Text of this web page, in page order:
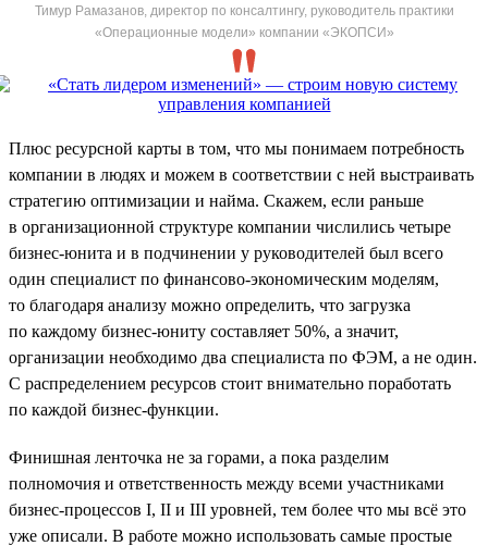
Тимур Рамазанов, директор по консалтингу, руководитель практики
«Операционные модели» компании «ЭКОПСИ»
Плюс ресурсной карты в том, что мы понимаем потребность
компании в людях и можем в соответствии с ней выстраивать
стратегию оптимизации и найма. Скажем, если раньше
в организационной структуре компании числились четыре
бизнес-юнита и в подчинении у руководителей был всего
один специалист по финансово-экономическим моделям,
то благодаря анализу можно определить, что загрузка
по каждому бизнес-юниту составляет 50%, а значит,
организации необходимо два специалиста по ФЭМ, а не один.
С распределением ресурсов стоит внимательно поработать
по каждой бизнес-функции.
Финишная ленточка не за горами, а пока разделим
полномочия и ответственность между всеми участниками
бизнес-процессов I, II и III уровней, тем более что мы всё это
уже описали. В работе можно использовать самые простые